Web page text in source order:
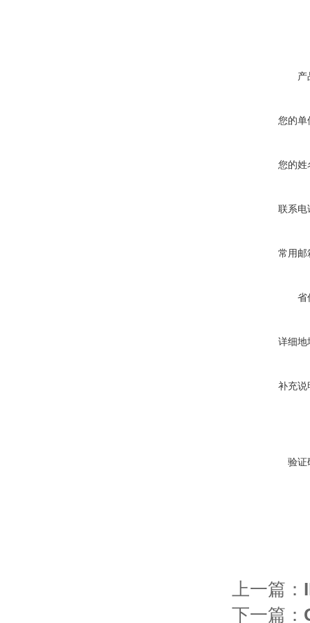
产
您的单
您的姓
联系电
常用邮
省
详细地
补充说
验证
上一篇：
下一篇：